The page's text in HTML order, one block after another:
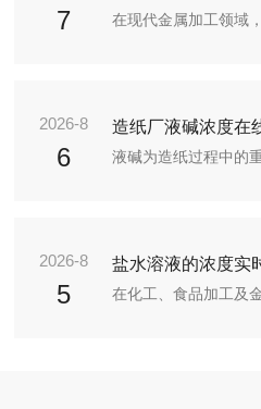
7
2026-8
6
造纸厂液碱浓度在
2026-8
5
盐水溶液的浓度实